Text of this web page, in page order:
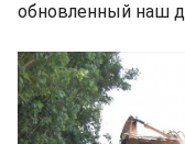
обновленный наш